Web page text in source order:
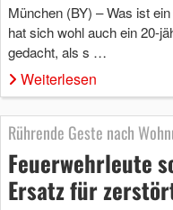
München (BY) – Was ist
hat sich wohl auch ein 20-
gedacht, als s …
Weiterlesen
Rührende Geste nach
Feuerwehrleute
Ersatz für